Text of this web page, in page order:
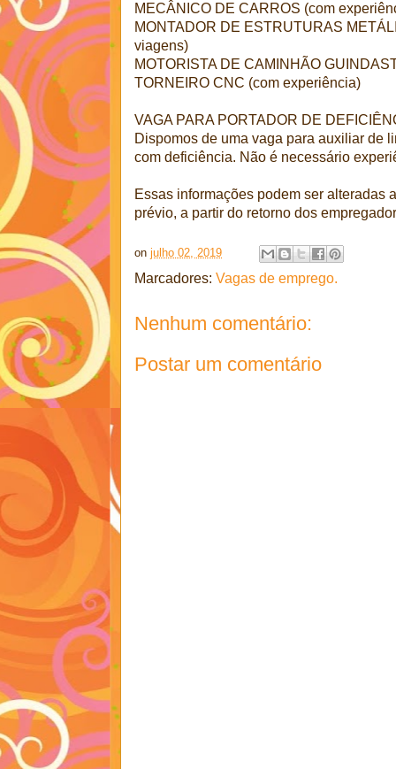
MECÂNICO DE CARROS (com
MONTADOR DE ESTRUTURAS
viagens)
MOTORISTA DE CAMINHÃO
TORNEIRO CNC (com experiência)
VAGA PARA PORTADOR DE
Dispomos de uma vaga para auxiliar de
com deficiência. Não é necessário
Essas informações podem ser alteradas
prévio, a partir do retorno dos
on julho 02, 2019
Marcadores: Vagas de emprego.
Nenhum comentário:
Postar um comentário